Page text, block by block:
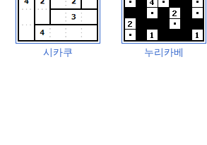
시카쿠 누리카베